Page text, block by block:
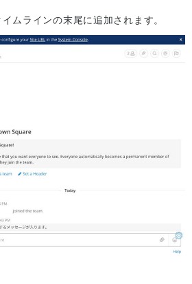
ムラインの末尾に追加されます。